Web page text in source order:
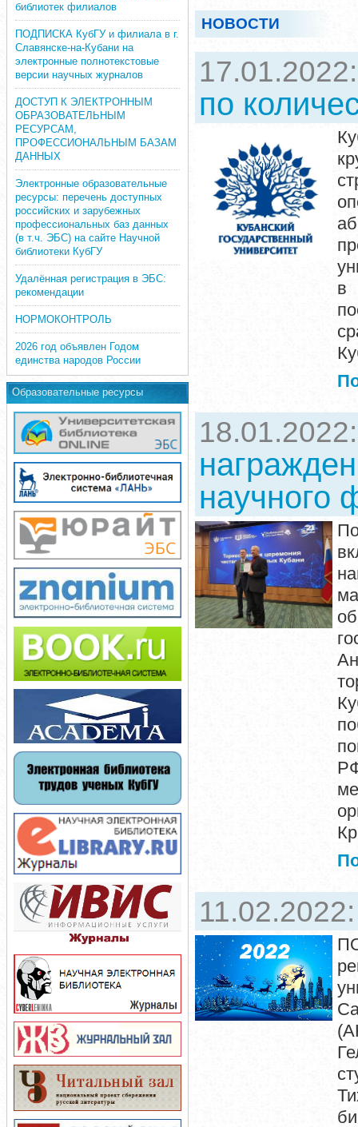
библиотек филиалов
ПОДПИСКА КубГУ и филиала в г.
Славянске-на-Кубани на
электронные полнотекстовые
версии научных журналов
ДОСТУП К ЭЛЕКТРОННЫМ
ОБРАЗОВАТЕЛЬНЫМ
РЕСУРСАМ,
ПРОФЕССИОНАЛЬНЫМ БАЗАМ
ДАННЫХ
Электронные образовательные
ресурсы: перечень доступных
российских и зарубежных
профессиональных баз данных
(в т.ч. ЭБС) на сайте Научной
библиотеки КубГУ
Удалённая регистрация в ЭБС:
рекомендации
НОРМОКОНТРОЛЬ
2026 год объявлен Годом
единства народов России
Образовательные ресурсы
НОВОСТИ
по
в
научного